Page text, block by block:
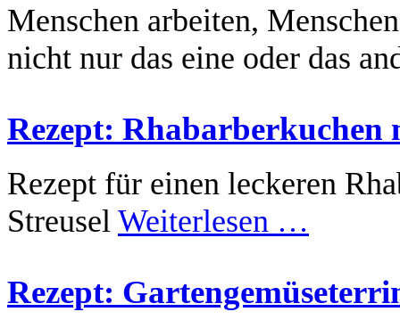
Menschen arbeiten,
nicht nur das eine oder das
Rezept: Rhabarberkuchen
Rezept für einen leckeren
Streusel Weiterlesen …
Rezept: